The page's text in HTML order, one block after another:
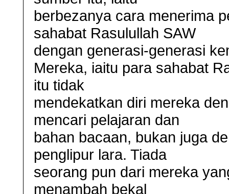
berbezanya cara menerima
sahabat Rasulullah SAW
dengan generasi-generasi
Mereka, iaitu para sahabat
itu tidak
mendekatkan diri mereka
mencari pelajaran dan
bahan bacaan, bukan juga
penglipur lara. Tiada
seorang pun dari mereka
menambah bekal